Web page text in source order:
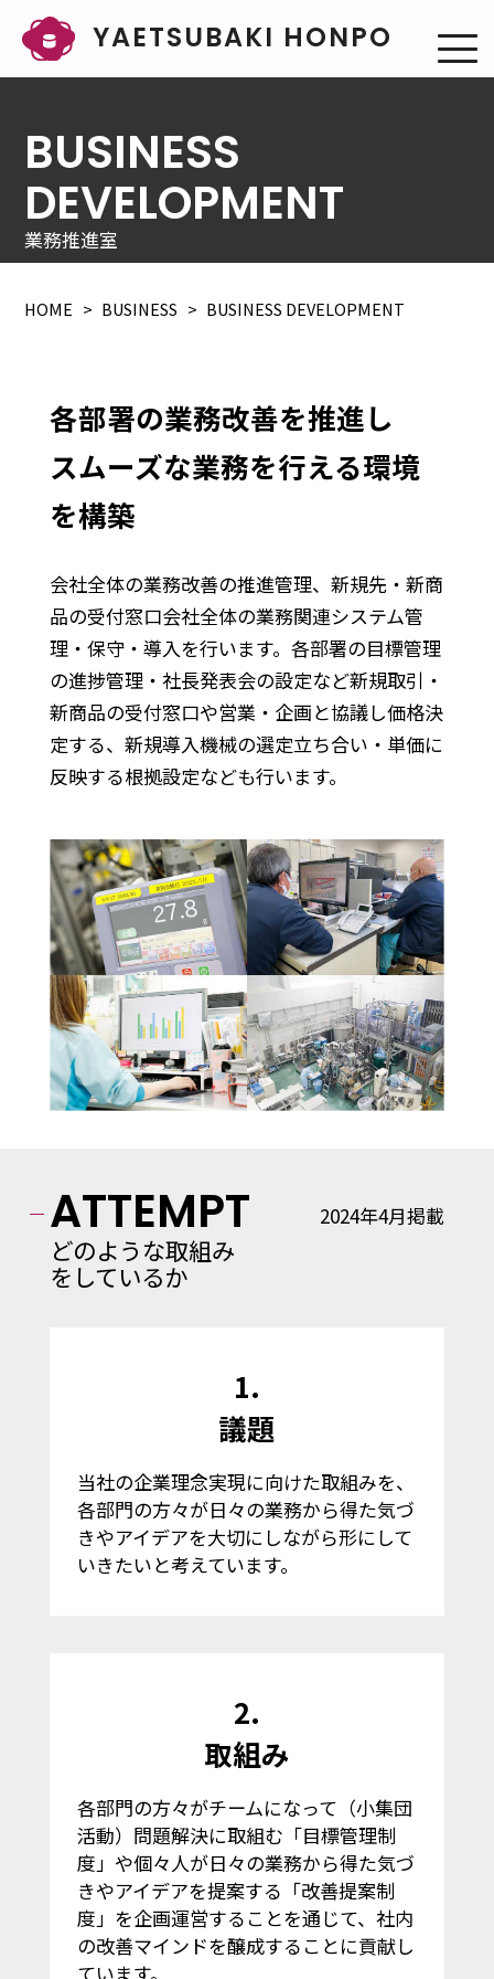
YAETSUBAKI HONPO
BUSINESS
DEVELOPMENT
業務推進室
HOME BUSINESS BUSINESS DEVELOPMENT
各部署の業務改善を推進し
スムーズな業務を行える環境
を構築
会社全体の業務改善の推進管理、新規先・新商
品の受付窓口会社全体の業務関連システム管
理・保守・導入を行います。各部署の目標管理
の進捗管理・社長発表会の設定など新規取引・
新商品の受付窓口や営業・企画と協議し価格決
定する、新規導入機械の選定立ち合い・単価に
反映する根拠設定なども行います。
ATTEMPT
どのような取組み
をしているか
2024年4月掲載
1.
議題
当社の企業理念実現に向けた取組みを、
各部門の方々が日々の業務から得た気づ
きやアイデアを大切にしながら形にして
いきたいと考えています。
2.
取組み
各部門の方々がチームになって（小集団
活動）問題解決に取組む「目標管理制
度」や個々人が日々の業務から得た気づ
きやアイデアを提案する「改善提案制
度」を企画運営することを通じて、社内
の改善マインドを醸成することに貢献し
ています。